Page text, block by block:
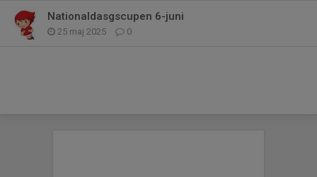
Nationaldasgscupen 6-juni
25 maj 2025 0